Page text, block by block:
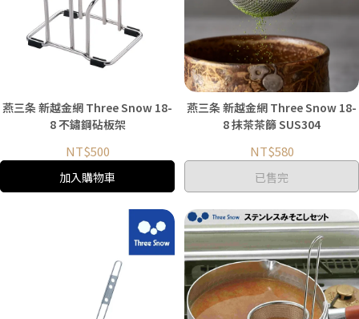
燕三条 新越金網 Three Snow 18-
8 不鏽鋼砧板架
NT$500
加入購物車
燕三条 新越金網 Three Snow 18-
8 抹茶茶篩 SUS304
NT$580
已售完